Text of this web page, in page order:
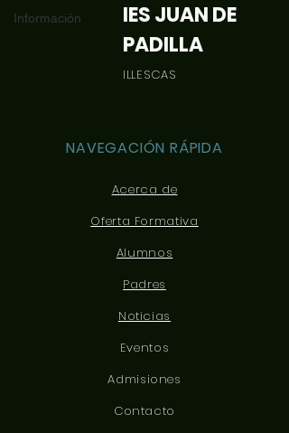
Información
IES JUAN DE
PADILLA
ILLESCAS
NAVEGACIÓN RÁPIDA
Acerca de
Oferta Formativa
Alumnos
Padres
Noticias
Eventos
Admisiones
Contacto